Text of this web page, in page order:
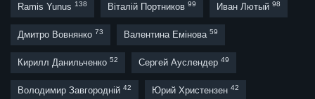
Ramis Yunus 138 Віталій Портников 99 Иван Лютый 98
Дмитро Вовнянко 73 Валентина Емінова 59
Кирилл Данильченко 52 Сергей Ауслендер 49
Володимир Завгородній 42 Юрий Христензен 42